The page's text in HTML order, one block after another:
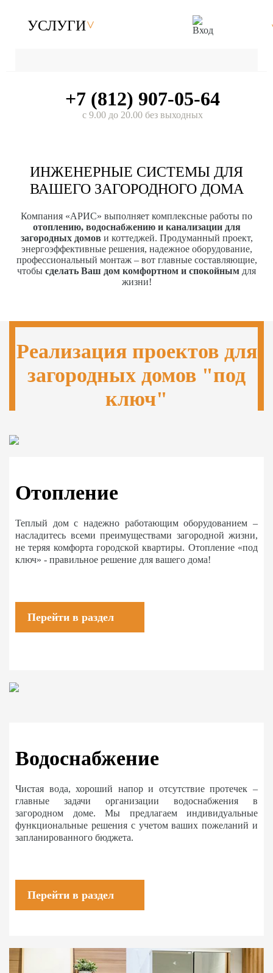
УСЛУГИ
+7 (812) 907-05-64
с 9.00 до 20.00 без выходных
ИНЖЕНЕРНЫЕ СИСТЕМЫ ДЛЯ
ВАШЕГО ЗАГОРОДНОГО ДОМА
Компания «АРИС» выполняет комплексные работы по
отоплению, водоснабжению и канализации для
загородных домов и коттеджей. Продуманный проект,
энергоэффективные решения, надежное оборудование,
профессиональный монтаж – вот главные составляющие,
чтобы сделать Ваш дом комфортном и спокойным для
жизни!
Реализация проектов для
загородных домов "под
ключ"
Отопление
Теплый дом с надежно работающим оборудованием –
насладитесь всеми преимуществами загородной жизни,
не теряя комфорта городской квартиры. Отопление «под
ключ» - правильное решение для вашего дома!
Перейти в раздел
Водоснабжение
Чистая вода, хороший напор и отсутствие протечек –
главные задачи организации водоснабжения в
загородном доме. Мы предлагаем индивидуальные
функциональные решения с учетом ваших пожеланий и
запланированного бюджета.
Перейти в раздел